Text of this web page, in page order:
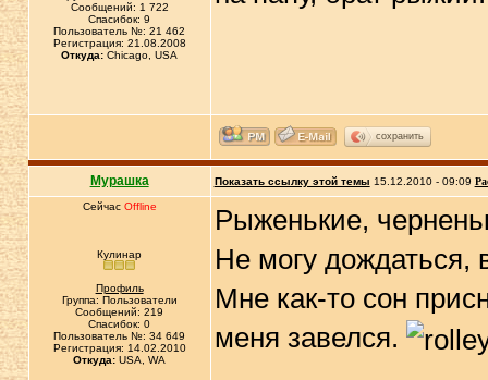
Сообщений: 1 722
Спасибок: 9
Пользователь №: 21 462
Регистрация: 21.08.2008
Откуда: Chicago, USA
сохранить
Мурашка Показать ссылку этой темы 15.12.2010 - 09:09
Сейчас Offline
Кулинар
Профиль
Группа: Пользователи
Сообщений: 219
Спасибок: 0
Пользователь №: 34 649
Регистрация: 14.02.2010
Откуда: USA, WA
Рыженькие,
Не могу дождаться,
Мне как-то сон
меня завелся.